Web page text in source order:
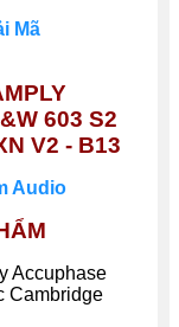
Mã
603 S2
V2 - B13
Audio
Accuphase
Cambridge